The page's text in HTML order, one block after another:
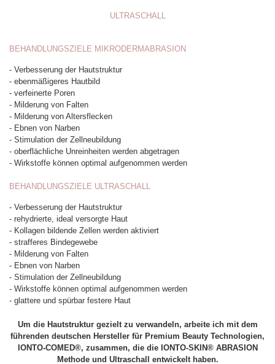
ULTRASCHALL
BEHANDLUNGSZIELE MIKRODERMABRASION
- Verbesserung der Hautstruktur
- ebenmäßigeres Hautbild
- verfeinerte Poren
- Milderung von Falten
- Milderung von Altersflecken
- Ebnen von Narben
- Stimulation der Zellneubildung
- oberflächliche Unreinheiten werden abgetragen
- Wirkstoffe können optimal aufgenommen werden
BEHANDLUNGSZIELE ULTRASCHALL
- Verbesserung der Hautstruktur
- rehydrierte, ideal versorgte Haut
- Kollagen bildende Zellen werden aktiviert
- strafferes Bindegewebe
- Milderung von Falten
- Ebnen von Narben
- Stimulation der Zellneubildung
- Wirkstoffe können optimal aufgenommen werden
- glattere und spürbar festere Haut
Um die Hautstruktur gezielt zu verwandeln, arbeite ich mit dem
führenden deutschen Hersteller für Premium Beauty Technologien,
IONTO-COMED®, zusammen, die die IONTO-SKIN® ABRASION
Methode und Ultraschall entwickelt haben.